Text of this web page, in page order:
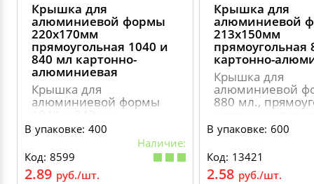
Крышка для
алюминиевой формы
220х170мм
прямоугольная 1040 и
840 мл картонно-
алюминиевая
Крышка для
алюминиевой формы
В упаковке: 400
Наличие:
Код: 8599
2.89 руб./шт.
Крышка для
алюминиевой
213х150мм
прямоугольная
картонно-
Крышка для
алюминиевой
880 мл.,
картонно-
В упаковке: 600
Код: 13421
2.58 руб./шт.